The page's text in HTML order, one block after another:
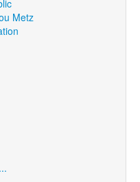
Metz